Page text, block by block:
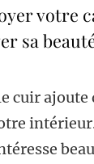
votre
sa
cuir ajoute
intérieur.